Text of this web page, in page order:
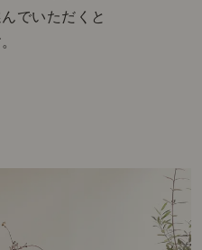
でいただくと